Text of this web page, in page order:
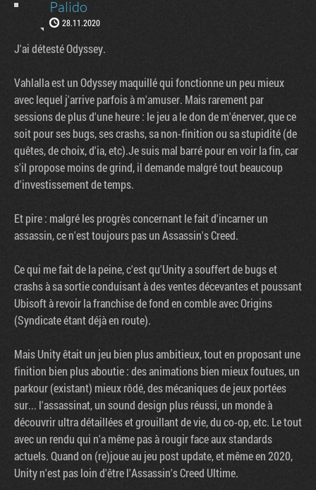
Palido
28.11.2020
J'ai détesté Odyssey.
Vahlalla est un Odyssey maquillé qui fonctionne un peu mieux
avec lequel j'arrive parfois à m'amuser. Mais rarement par
sessions de plus d'une heure : le jeu a le don de m'énerver, que ce
soit pour ses bugs, ses crashs, sa non-finition ou sa stupidité (de
quêtes, de choix, d'ia, etc).Je suis mal barré pour en voir la fin, car
s'il propose moins de grind, il demande malgré tout beaucoup
d'investissement de temps.
Et pire : malgré les progrès concernant le fait d'incarner un
assassin, ce n'est toujours pas un Assassin's Creed.
Ce qui me fait de la peine, c'est qu'Unity a souffert de bugs et
crashs à sa sortie conduisant à des ventes décevantes et poussant
Ubisoft à revoir la franchise de fond en comble avec Origins
(Syndicate étant déjà en route).
Mais Unity êtait un jeu bien plus ambitieux, tout en proposant une
finition bien plus aboutie : des animations bien mieux foutues, un
parkour (existant) mieux rôdé, des mécaniques de jeux portées
sur... l'assassinat, un sound design plus réussi, un monde à
découvrir ultra détaillées et grouillant de vie, du co-op, etc. Le tout
avec un rendu qui n'a même pas à rougir face aux standards
actuels. Quand on (re)joue au jeu post update, et même en 2020,
Unity n'est pas loin d'être l'Assassin's Creed Ultime.